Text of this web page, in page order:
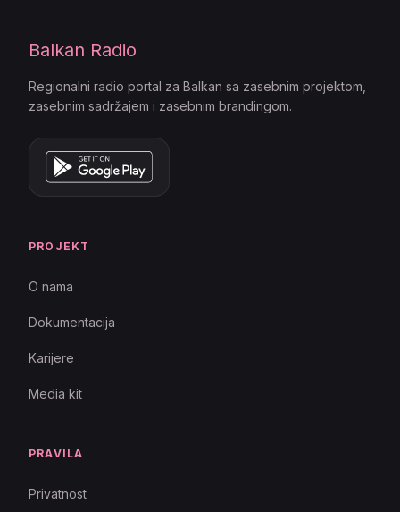
Balkan Radio
Regionalni radio portal za Balkan sa zasebnim projektom,
zasebnim sadržajem i zasebnim brandingom.
PROJEKT
O nama
Dokumentacija
Karijere
Media kit
PRAVILA
Privatnost